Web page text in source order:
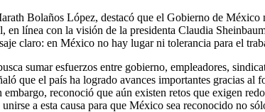
Bolaños López, destacó que el Gobierno de
en línea con la visión de la presidenta Claudia
claro: en México no hay lugar ni tolerancia para el
sumar esfuerzos entre gobierno, empleadores,
que el país ha logrado avances importantes gracias
reconoció que aún existen retos que exigen
a esta causa para que México sea reconocido no